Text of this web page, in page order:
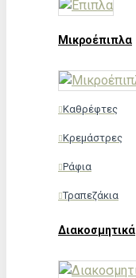
Μικροέπιπλα
Καθρέφτες
Κρεμάστρες
Ράφια
Τραπεζάκια
Διακοσμητικά